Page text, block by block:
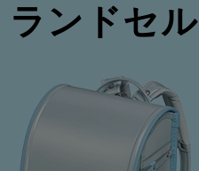
ランドセル